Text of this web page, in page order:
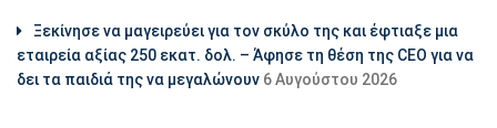
Ξεκίνησε να μαγειρεύει για τον σκύλο της και έφτιαξε μια
εταιρεία αξίας 250 εκατ. δολ. – Άφησε τη θέση της CEO για να
δει τα παιδιά της να μεγαλώνουν 6 Αυγούστου 2026